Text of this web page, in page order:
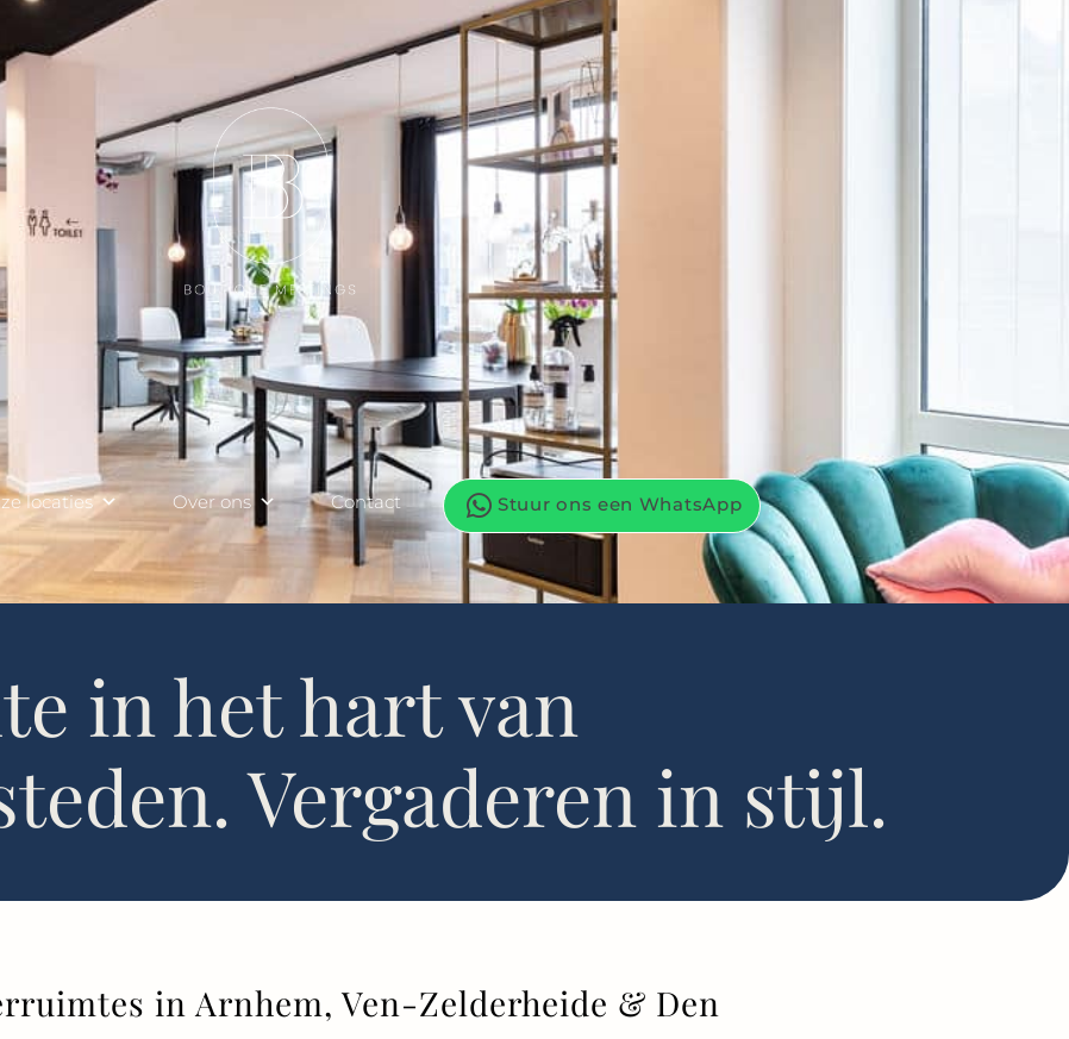
locaties Over ons Contact Stuur ons een WhatsApp
in het hart van
Vergaderen in stijl.
in Arnhem, Ven-Zelderheide & Den